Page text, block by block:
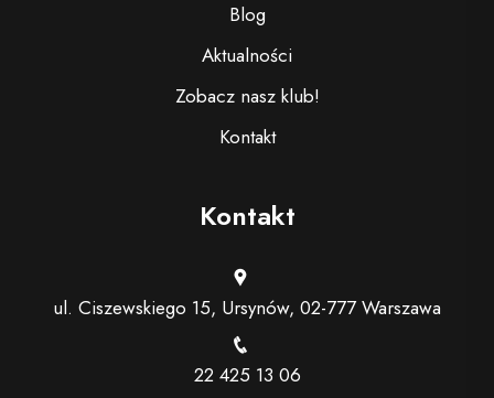
Blog
Aktualności
Zobacz nasz klub!
Kontakt
Kontakt
ul. Ciszewskiego 15, Ursynów, 02-777 Warszawa
22 425 13 06